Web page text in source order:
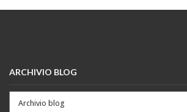
ARCHIVIO BLOG